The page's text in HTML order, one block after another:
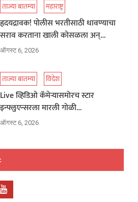
ताज्या बातम्या महाराष्ट्र
हृदयद्रावक! पोलीस भरतीसाठी धावण्याचा
सराव करताना खाली कोसळला अन्…
ऑगस्ट 6, 2026
ताज्या बातम्या विदेश
Live व्हिडिओ कॅमेऱ्यासमोरच स्टार
इन्फ्लुएन्सरला मारली गोळी…
ऑगस्ट 6, 2026